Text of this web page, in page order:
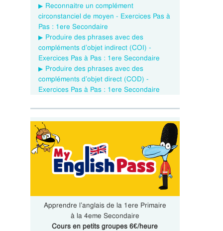
Reconnaitre un complément
circonstanciel de moyen - Exercices Pas à
Pas : 1ere Secondaire
Produire des phrases avec des
compléments d’objet indirect (COI) -
Exercices Pas à Pas : 1ere Secondaire
Produire des phrases avec des
compléments d’objet direct (COD) -
Exercices Pas à Pas : 1ere Secondaire
Apprendre l’anglais de la 1ere Primaire
à la 4eme Secondaire
Cours en petits groupes 6€/heure